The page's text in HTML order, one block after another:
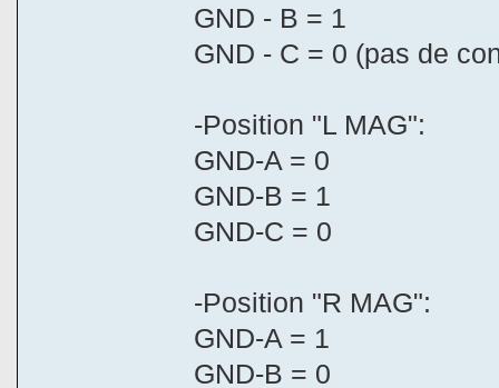
GND - B = 1
GND - C = 0 (pas de
-Position "L MAG":
GND-A = 0
GND-B = 1
GND-C = 0
-Position "R MAG":
GND-A = 1
GND-B = 0